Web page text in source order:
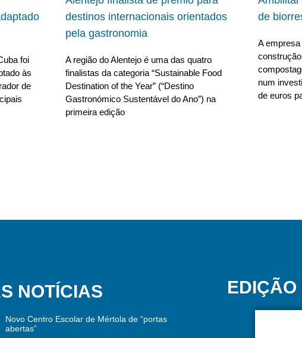
foi
às
de
destinos internacionais orientados
pela gastronomia
A região do Alentejo é uma das quatro
finalistas da categoria “Sustainable Food
Destination of the Year” (“Destino
Gastronómico Sustentável do Ano”) na
primeira edição
de
A
num
de euros
NOTÍCIAS
Novo Centro Escolar de Mértola de “portas
abertas”
EDIÇÃO